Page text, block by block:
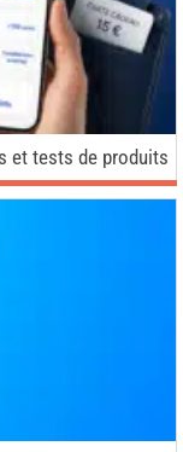
et tests de produits